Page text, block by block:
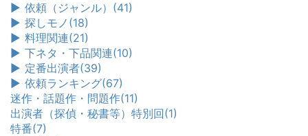
► 依頼（ジャンル） (41)
► 探しモノ (18)
► 料理関連(21)
► 下ネタ・下品関連(10)
► 定番出演者(39)
► 依頼ランキング(67)
迷作・話題作・問題作(11)
出演者（探偵・秘書等）特別回(1)
特番(7)